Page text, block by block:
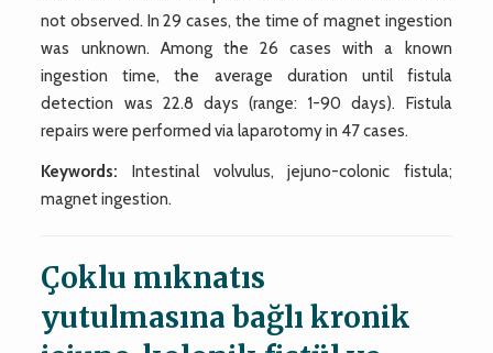
not observed. In 29 cases, the time of magnet ingestion
was unknown. Among the 26 cases with a known
ingestion time, the average duration until fistula
detection was 22.8 days (range: 1-90 days). Fistula
repairs were performed via laparotomy in 47 cases.
Keywords: Intestinal volvulus, jejuno-colonic fistula;
magnet ingestion.
Çoklu mıknatıs
yutulmasına bağlı kronik